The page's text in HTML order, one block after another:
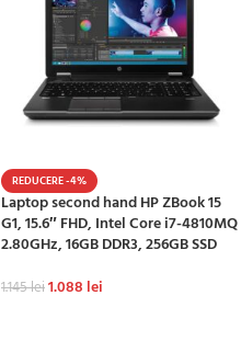
REDUCERE -4%
Laptop second hand HP ZBook 15
G1, 15.6″ FHD, Intel Core i7-4810MQ
2.80GHz, 16GB DDR3, 256GB SSD
1.145lei1.088 lei